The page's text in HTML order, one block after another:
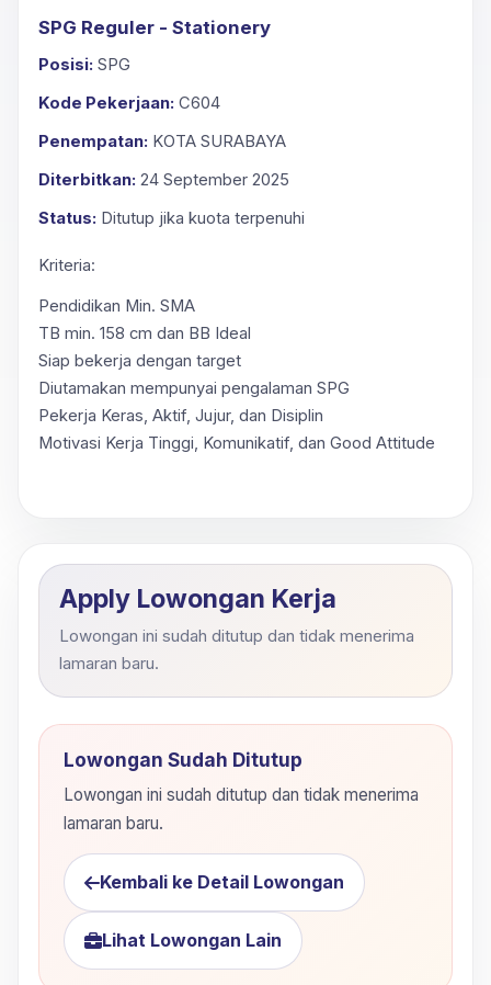
SPG Reguler - Stationery
Posisi: SPG
Kode Pekerjaan: C604
Penempatan: KOTA SURABAYA
Diterbitkan: 24 September 2025
Status: Ditutup jika kuota terpenuhi
Kriteria:
Pendidikan Min. SMA
TB min. 158 cm dan BB Ideal
Siap bekerja dengan target
Diutamakan mempunyai pengalaman SPG
Pekerja Keras, Aktif, Jujur, dan Disiplin
Motivasi Kerja Tinggi, Komunikatif, dan Good Attitude
Apply Lowongan Kerja
Lowongan ini sudah ditutup dan tidak menerima
lamaran baru.
Lowongan Sudah Ditutup
Lowongan ini sudah ditutup dan tidak menerima
lamaran baru.
Kembali ke Detail Lowongan
Lihat Lowongan Lain